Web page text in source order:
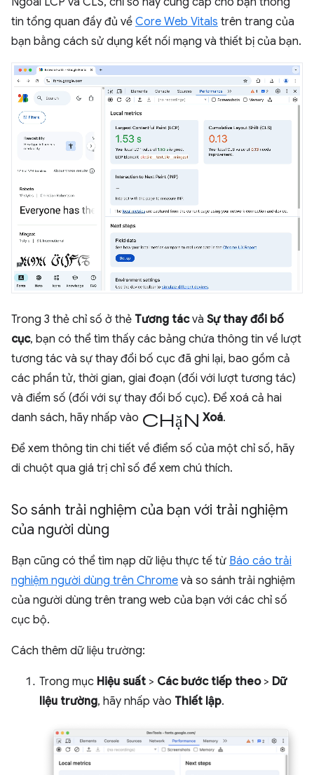
tin tổng quan đầy đủ về Core Web Vitals trên trang của
bạn bằng cách sử dụng kết nối mạng và thiết bị của bạn.
Trong 3 thẻ chỉ số ở thẻ Tương tácvà Sự thay đổi bố
cục, bạn có thể tìm thấy các bảng chứa thông tin về lượt
tương tác và sự thay đổi bố cục đã ghi lại, bao gồm cả
các phần tử, thời gian, giai đoạn (đối với lượt tương tác)
và điểm số (đối với sự thay đổi bố cục). Để xoá cả hai
danh sách, hãy nhấp vào chặn Xoá.
Để xem thông tin chi tiết về điểm số của một chỉ số, hãy
di chuột qua giá trị chỉ số để xem chú thích.
So sánh trải nghiệm của bạn với trải nghiệm
của người dùng
Bạn cũng có thể tìm nạp dữ liệu thực tế từ Báo cáo trải
nghiệm người dùng trên Chrome và so sánh trải nghiệm
của người dùng trên trang web của bạn với các chỉ số
cục bộ.
Cách thêm dữ liệu trường:
Trong mục Hiệu suất > Các bước tiếp theo> Dữ
liệu trường, hãy nhấp vào Thiết lập.